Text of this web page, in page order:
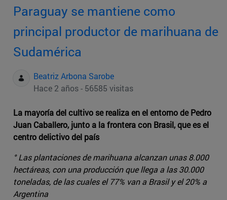
Paraguay se mantiene como
principal productor de marihuana de
Sudamérica
Beatriz Arbona Sarobe
Hace 2 años - 56585 visitas
La mayoría del cultivo se realiza en el entorno de Pedro
Juan Caballero, junto a la frontera con Brasil, que es el
centro delictivo del país
° Las plantaciones de marihuana alcanzan unas 8.000
hectáreas, con una producción que llega a las 30.000
toneladas, de las cuales el 77% van a Brasil y el 20% a
Argentina